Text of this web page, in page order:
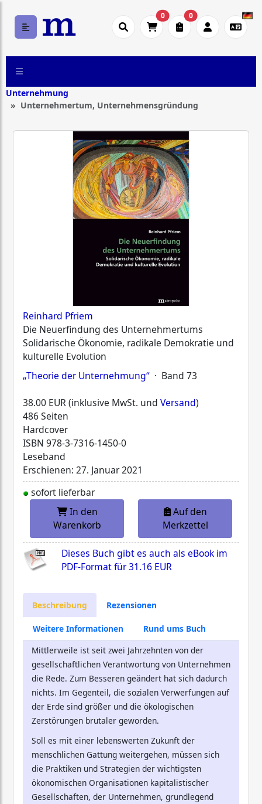
0 0
Unternehmung
Unternehmertum, Unternehmensgründung
Reinhard Pfriem
Die Neuerfindung des Unternehmertums
Solidarische Ökonomie, radikale Demokratie und
kulturelle Evolution
„Theorie der Unternehmung“ · Band 73
38.00 EUR (inklusive MwSt. und Versand)
486 Seiten
Hardcover
ISBN 978-3-7316-1450-0
Leseband
Erschienen: 27. Januar 2021
sofort lieferbar
In den
Warenkorb
Auf den
Merkzettel
Dieses Buch gibt es auch als eBook im
PDF-Format für31.16 EUR
Beschreibung Rezensionen
Weitere Informationen
Rund ums Buch
Mittlerweile ist seit zwei Jahrzehnten von der
gesellschaftlichen Verantwortung von Unternehmen
die Rede. Zum Besseren geändert hat sich dadurch
nichts. Im Gegenteil, die sozialen Verwerfungen auf
der Erde sind größer und die ökologischen
Zerstörungen brutaler geworden.
Soll es mit einer lebenswerten Zukunft der
menschlichen Gattung weitergehen, müssen sich
die Praktiken und Strategien der wichtigsten
ökonomischen Organisationen kapitalistischer
Gesellschaften, der Unternehmen, grundlegend